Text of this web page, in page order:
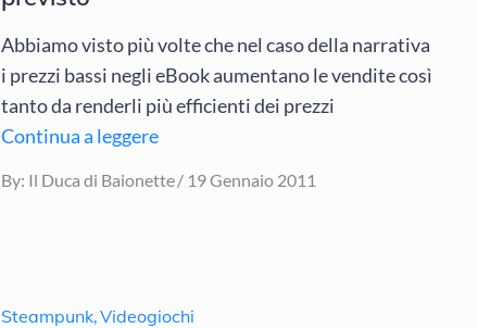
Abbiamo visto più volte che nel caso della narrativa
i prezzi bassi negli eBook aumentano le vendite così
tanto da renderli più efficienti dei prezzi
Continua a leggere
By: Il Duca di Baionette
Posted
19 Gennaio 2011
Steampunk,Videogiochi